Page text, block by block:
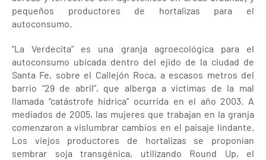
pequeños productores de hortalizas para el
autoconsumo.
“La Verdecita” es una granja agroecológica para el
autoconsumo ubicada dentro del ejido de la ciudad de
Santa Fe, sobre el Callejón Roca, a escasos metros del
barrio “29 de abril”, que alberga a víctimas de la mal
llamada “catástrofe hídrica” ocurrida en el año 2003. A
mediados de 2005, las mujeres que trabajan en la granja
comenzaron a vislumbrar cambios en el paisaje lindante.
Los viejos productores de hortalizas se proponían
sembrar soja transgénica, utilizando Round Up, el